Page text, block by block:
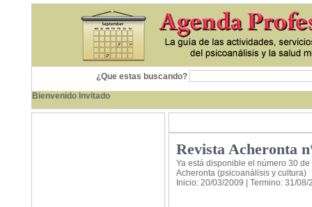
¿Que estas buscando?
Bienvenido Invitado
Revista Acheronta
Ya está disponible el número 30 de
Acheronta (psicoanálisis y cultura)
Inicio: 20/03/2009 | Termino: 31/08/